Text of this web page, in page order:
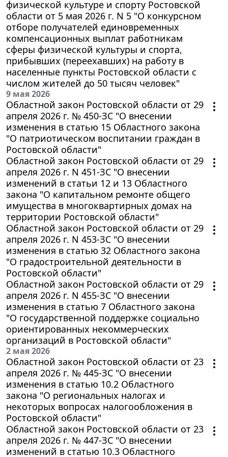
физической культуре и спорту Ростовской
области от 5 мая 2026 г. N 5 "О конкурсном
отборе получателей единовременных
компенсационных выплат работникам
сферы физической культуры и спорта,
прибывших (переехавших) на работу в
населенные пункты Ростовской области с
числом жителей до 50 тысяч человек"
9 мая 2026
Областной закон Ростовской области от 29
апреля 2026 г. № 450-ЗС "О внесении
изменения в статью 15 Областного закона
"О патриотическом воспитании граждан в
Ростовской области"
Областной закон Ростовской области от 29
апреля 2026 г. N 451-ЗС "О внесении
изменений в статьи 12 и 13 Областного
закона "О капитальном ремонте общего
имущества в многоквартирных домах на
территории Ростовской области"
Областной закон Ростовской области от 29
апреля 2026 г. N 453-ЗС "О внесении
изменения в статью 32 Областного закона
"О градостроительной деятельности в
Ростовской области"
Областной закон Ростовской области от 29
апреля 2026 г. N 455-ЗС "О внесении
изменения в статью 7 Областного закона
"О государственной поддержке социально
ориентированных некоммерческих
организаций в Ростовской области"
2 мая 2026
Областной закон Ростовской области от 23
апреля 2026 г. № 445-ЗС "О внесении
изменения в статью 10.2 Областного
закона "О региональных налогах и
некоторых вопросах налогообложения в
Ростовской области"
Областной закон Ростовской области от 23
апреля 2026 г. № 447-ЗС "О внесении
изменений в статью 10.3 Областного